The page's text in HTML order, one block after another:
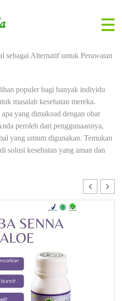
sebagai Alternatif untuk Perawatan
populer bagi banyak individu
masalah kesehatan mereka.
yang dimaksud dengan obat
peroleh dari penggunaannya,
yang umum digunakan. Temukan
solusi kesehatan yang aman dan